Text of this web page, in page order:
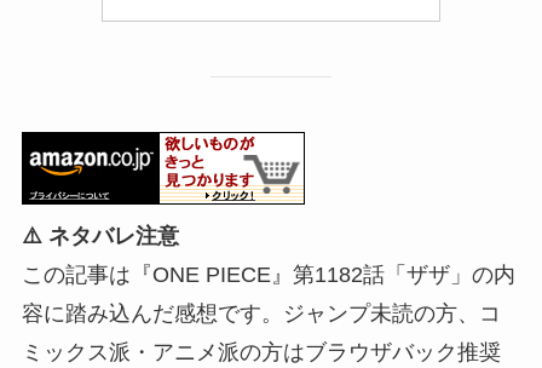
⚠️ ネタバレ注意
この記事は『ONE PIECE』第1182話「ザザ」の内
容に踏み込んだ感想です。ジャンプ未読の方、コ
ミックス派・アニメ派の方はブラウザバック推奨